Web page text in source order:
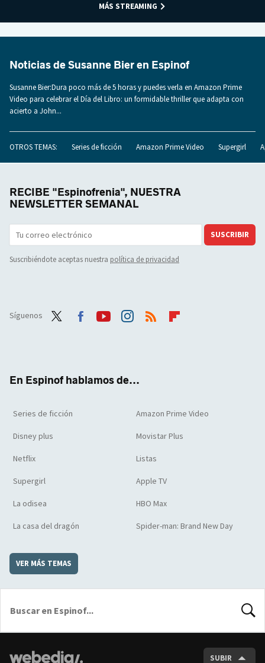
MÁS STREAMING
Noticias de Susanne Bier en Espinof
Susanne Bier:Dura poco más de 5 horas y puedes verla en Amazon Prime
Video para celebrar el Día del Libro: un formidable thriller que adapta con
acierto a John...
OTROS TEMAS: Series de ficción Amazon Prime Video Supergirl
RECIBE "Espinofrenia", NUESTRA
NEWSLETTER SEMANAL
SUSCRIBIR
Suscribiéndote aceptas nuestra política de privacidad
Síguenos
En Espinof hablamos de...
Series de ficción Amazon Prime Video
Disney plus Movistar Plus
Netflix Listas
Supergirl Apple TV
La odisea HBO Max
La casa del dragón Spider-man: Brand New Day
VER MÁS TEMAS
SUBIR